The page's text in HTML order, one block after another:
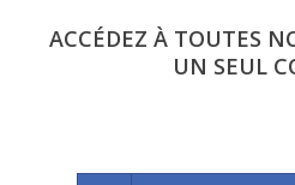
ACCÉDEZ À TOUTES
UN SEUL